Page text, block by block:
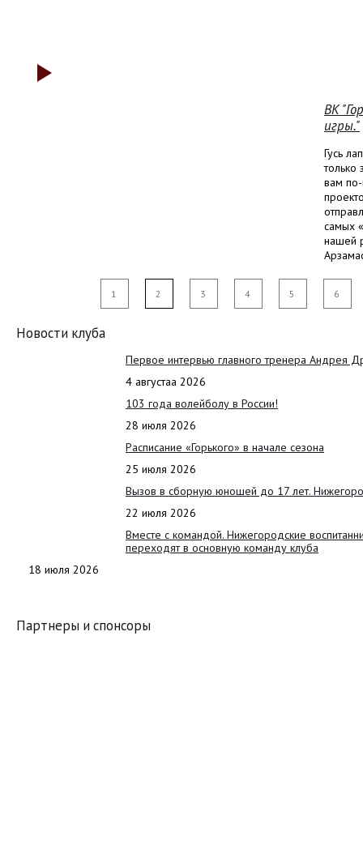
ВК
игры."
Гусь
только
вам
самых
нашей
1 2 3 4 5 6
Новости клуба
Первое интервью главного тренера Андрея
4 августаа 2026
103 года волейболу в России!
28 июля 2026
Расписание «Горького» в начале сезона
25 июля 2026
Вызов в сборную юношей до 17 лет.
22 июля 2026
Вместе с командой. Нижегородские
переходят в основную команду клуба
18 июля 2026
Партнеры и спонсоры